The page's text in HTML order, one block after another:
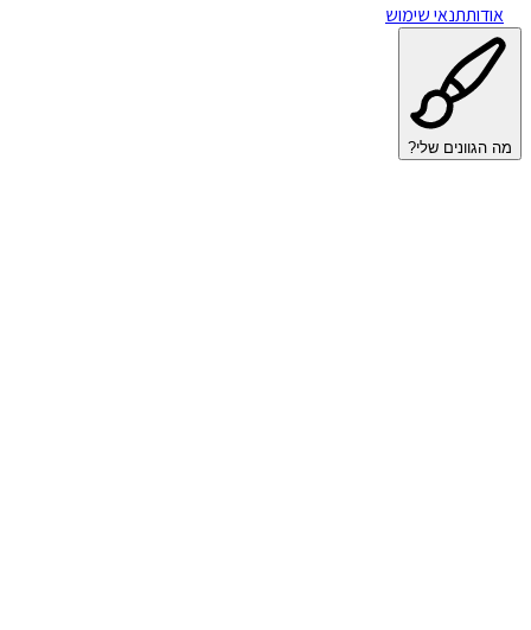
אודותתנאי שימוש
מה הגוונים שלי?